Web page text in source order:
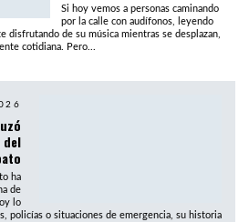
Si hoy vemos a personas caminando
por la calle con audífonos, leyendo
disfrutando de su música mientras se desplazan,
cotidiana. Pero...
ha
de
lo
policías o situaciones de emergencia, su historia